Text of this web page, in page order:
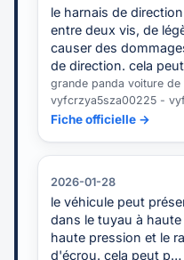
le harnais de
entre deux vis, de
causer des
de direction. cela
grande panda voiture de
vyfcrzya5sza00225 -
Fiche officielle →
2026-01-28
le véhicule peut
dans le tuyau à
haute pression et le
d'écrou. cela peut p…